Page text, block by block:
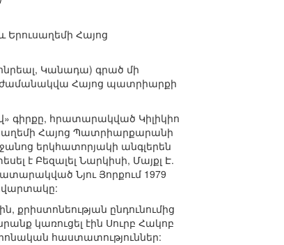
Երուսաղեմի Հայոց
Կանադա) գրած մի
ժամանակվա Հայոց պատրիարքի
գիրքը, հրատարակված Կիլիկիո
Հայոց Պատրիարքարանի
երկհատորյակի անգլերեն
է Բեզալել Նարկիսի, Մայքլ Է.
Նյու Յորքում 1979
ընդունումից
կառուցել էին Սուրբ Հակոբ
հաստատություններ: